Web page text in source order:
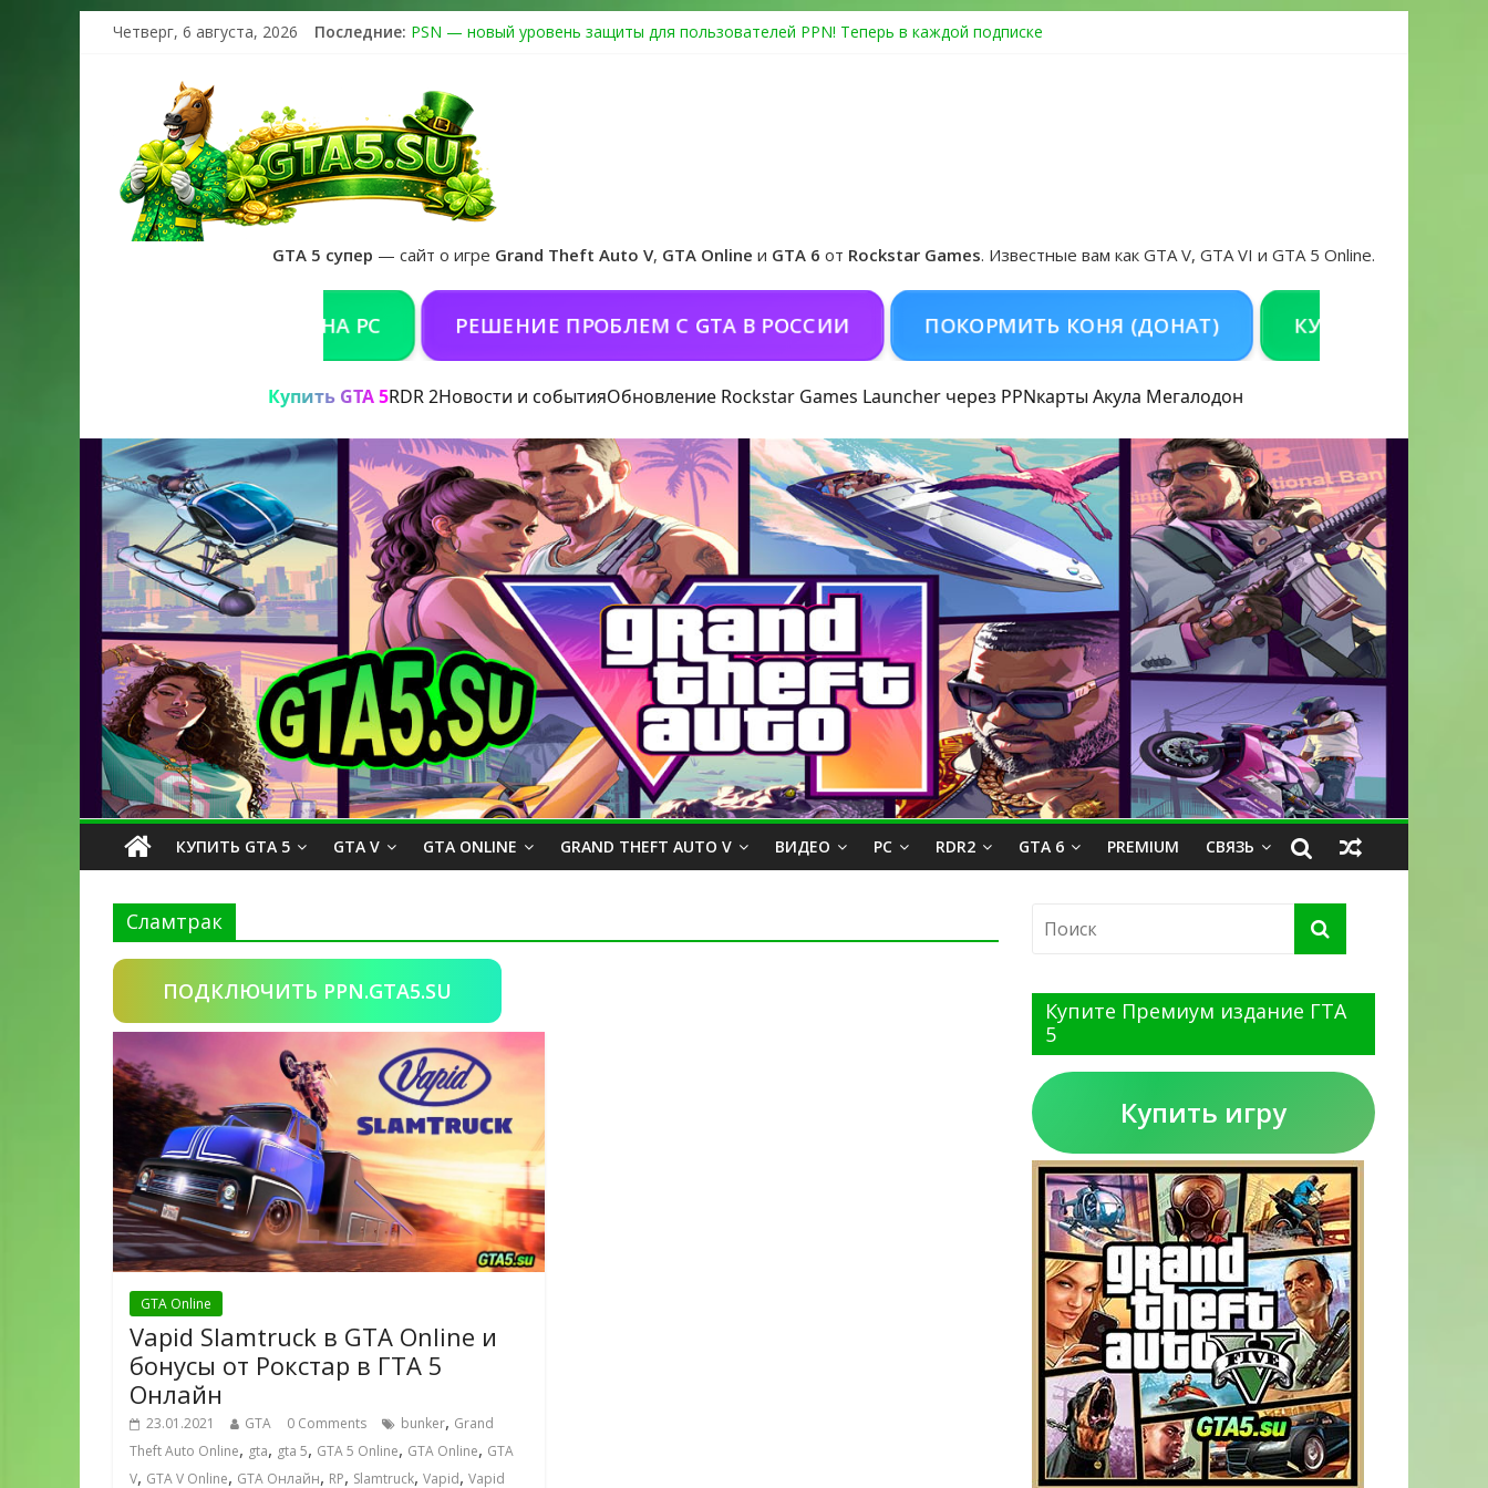
Четверг, 6 августа, 2026 Последние: PSN — новый уровень защиты для пользователей PPN! Теперь в каждой подписке
Получайте особые награды в GTA Online по программе Fine Art Collector
GTA 6 официальная обложка игры и Предзаказ Grand Theft Auto VI
GTA 5 супер — сайт о игре Grand Theft Auto V, GTA Online и GTA 6 от Rockstar Games. Известные вам как GTA V, GTA VI и GTA 5 Online.
РЕШЕНИЕ ПРОБЛЕМ С GTA В РОССИИ ПОКОРМИТЬ КОНЯ (ДОНАТ) КУПИТЬ GTA 5 ONLINE
Купить GTA 5RDR 2Новости и событияОбновление Rockstar Games Launcher через PPNкарты Акула Мегалодон
КУПИТЬ GTA 5 GTA V GTA ONLINE GRAND THEFT AUTO V ВИДЕО PC RDR2 GTA 6 PREMIUM СВЯЗЬ
Сламтрак
ПОДКЛЮЧИТЬ PPN.GTA5.SU
GTA Online
Vapid Slamtruck в GTA Online и
бонусы от Рокстар в ГТА 5
Онлайн
23.01.2021 GTA 0 Comments bunker, Grand
Theft Auto Online, gta, gta 5, GTA 5 Online, GTA Online, GTA
V, GTA V Online, GTA Онлайн, RP, Slamtruck, Vapid, Vapid
Купите Премиум издание ГТА
5
Купить игру